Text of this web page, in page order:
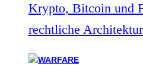
Krypto, Bitcoin und
rechtliche